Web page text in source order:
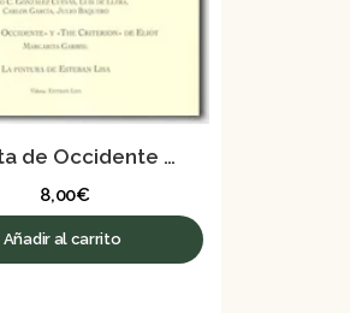
Revista de Occidente nº 300 – Mayo 2006
8,00€
Añadir al carrito